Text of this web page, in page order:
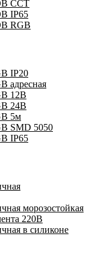
CCT
IP65
RGB
IP20
адресная
12В
24В
5м
SMD 5050
IP65
морозостойкая
220В
в силиконе